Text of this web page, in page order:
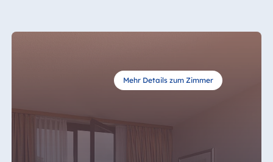
Strandhotel
Travemünde
Mehr Details zum Zimmer